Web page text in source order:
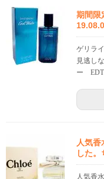
期間
ゲリラ
見逃し
ー EDT
人気
した
人気香